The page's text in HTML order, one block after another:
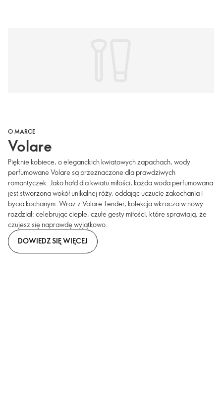
O MARCE
Volare
Pięknie kobiece, o eleganckich kwiatowych zapachach, wody
perfumowane Volare są przeznaczone dla prawdziwych
romantyczek. Jako hołd dla kwiatu miłości, każda woda perfumowana
jest stworzona wokół unikalnej róży, oddając uczucie zakochania i
bycia kochanym. Wraz z Volare Tender, kolekcja wkracza w nowy
rozdział: celebrując ciepłe, czułe gesty miłości, które sprawiają, że
czujesz się naprawdę wyjątkowo.
DOWIEDZ SIĘ WIĘCEJ